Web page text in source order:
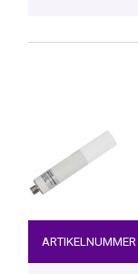
ARTIKELNUMMER